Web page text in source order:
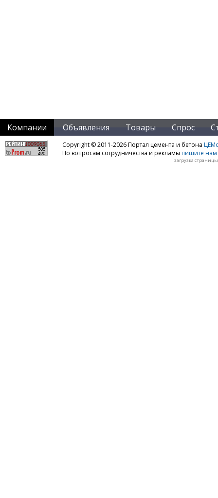
Компании Объявления Товары Спрос
Copyright © 2011-2026 Портал цемента и бетона
По вопросам сотрудничества и рекламы пишите нам
загрузка